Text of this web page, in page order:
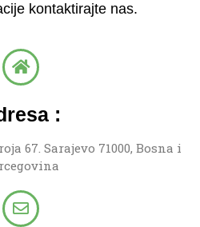
kontaktirajte nas.
:
67. Sarajevo 71000, Bosna i